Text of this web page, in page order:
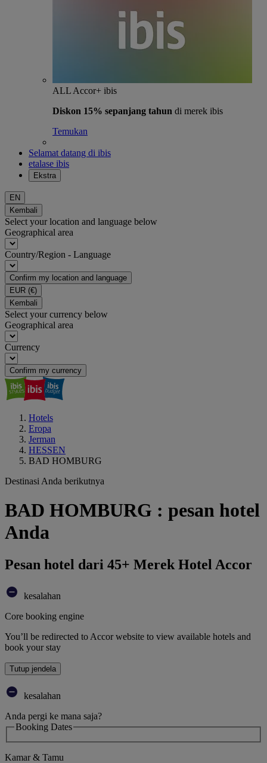
ALL Accor+ ibis
Diskon 15% sepanjang tahun di merek ibis
Temukan
Selamat datang di ibis
etalase ibis
Ekstra
EN
Kembali
Select your location and language below
Geographical area
Country/Region - Language
Confirm my location and language
EUR (€)
Kembali
Select your currency below
Geographical area
Currency
Confirm my currency
Hotels
Eropa
Jerman
HESSEN
BAD HOMBURG
Destinasi Anda berikutnya
BAD HOMBURG : pesan hotel
Anda
Pesan hotel dari 45+ Merek Hotel Accor
kesalahan
Core booking engine
You’ll be redirected to Accor website to view available hotels and
book your stay
Tutup jendela
kesalahan
Anda pergi ke mana saja?
Booking Dates
Kamar & Tamu